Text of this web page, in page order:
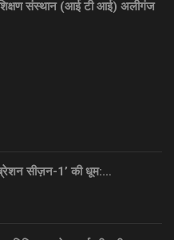
संस्थान (आई टी आई) अलीगंज
सीज़न-1’ की धूम:…